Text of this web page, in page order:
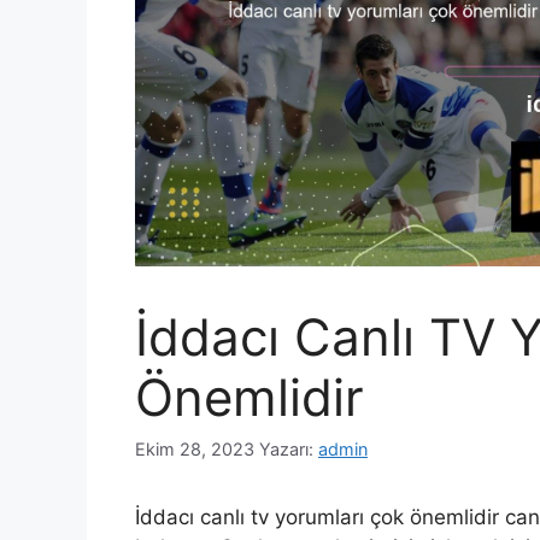
İddacı Canlı TV
Önemlidir
Ekim 28, 2023 Yazarı: admin
İddacı canlı tv yorumları çok önemlidir